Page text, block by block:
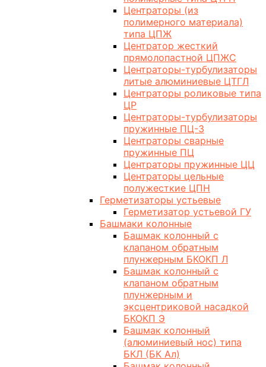
Центраторы (из
полимерного материала)
типа ЦПЖ
Центратор жесткий
прямолопастной ЦПЖС
Центраторы-турбулизаторы
литые алюминиевые ЦТГЛ
Центраторы роликовые типа
ЦР
Центраторы-турбулизаторы
пружинные ПЦ-3
Центраторы сварные
пружинные ПЦ
Центраторы пружинные ЦЦ
Центраторы цельные
полужесткие ЦПН
Герметизаторы устьевые
Герметизатор устьевой ГУ
Башмаки колонные
Башмак колонный с
клапаном обратным
плунжерным БКОКП Л
Башмак колонный с
клапаном обратным
плунжерным и
эксцентриковой насадкой
БКОКП Э
Башмак колонный
(алюминиевый нос) типа
БКЛ (БК Ал)